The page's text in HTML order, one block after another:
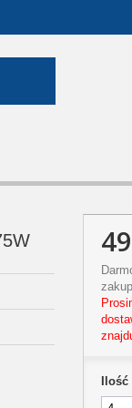
Ilość